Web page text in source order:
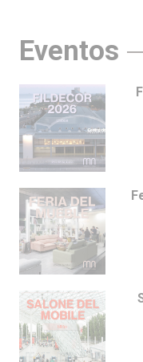
Eventos